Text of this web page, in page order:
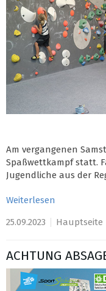
Am vergangenen
Spaßwettkampf statt.
Jugendliche aus der
Weiterlesen
25.09.2023
Hauptseite
ACHTUNG